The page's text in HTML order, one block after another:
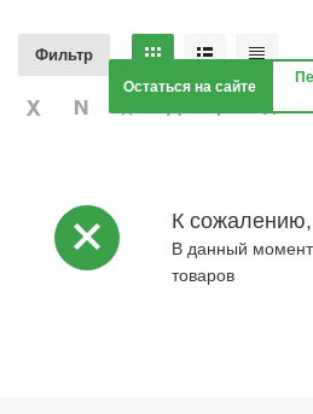
Фильтр
К сожалению,
В данный момент
товаров
Остаться на сайте